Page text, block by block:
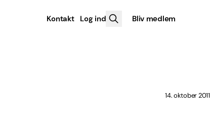
Kontakt Log ind Bliv medlem
14. oktober 2011